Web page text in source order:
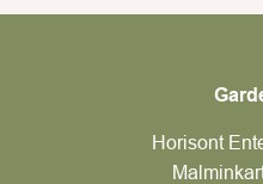
Horisont